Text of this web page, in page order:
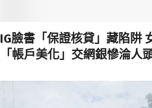
IG臉書「保證核貸」藏陷阱
「帳戶美化」交網銀慘淪人